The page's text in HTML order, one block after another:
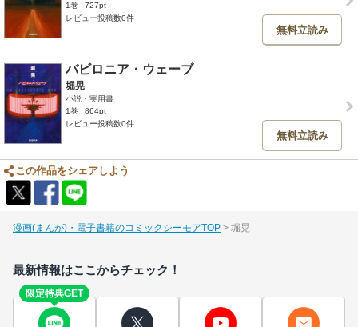
1巻
727pt
レビュー投稿数0件
無料立読み
バビロニア・ウェーブ
堀晃
小説・実用書
1巻
864pt
レビュー投稿数0件
無料立読み
この作品をシェアしよう
漫画(まんが)・電子書籍のコミックシーモアTOP 堀晃
最新情報はここからチェック！
限定特典GET